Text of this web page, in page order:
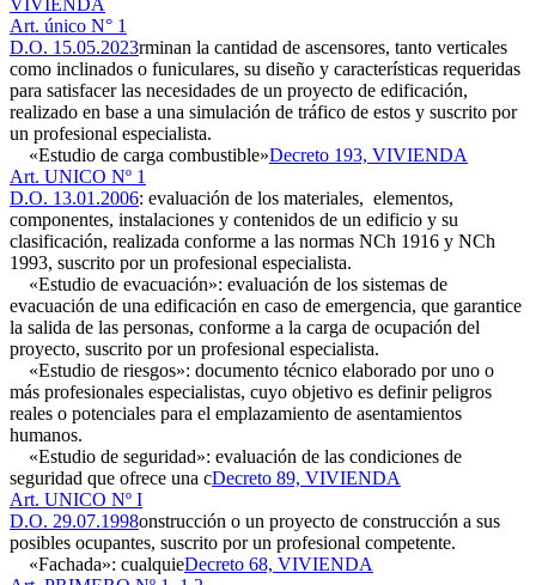
VIVIENDA
Art. único N° 1
D.O. 15.05.2023rminan la cantidad de ascensores, tanto verticales
como inclinados o funiculares, su diseño y características requeridas
para satisfacer las necesidades de un proyecto de edificación,
realizado en base a una simulación de tráfico de estos y suscrito por
un profesional especialista.
«Estudio de carga combustible»Decreto 193, VIVIENDA
Art. UNICO Nº 1
D.O. 13.01.2006: evaluación de los materiales, elementos,
componentes, instalaciones y contenidos de un edificio y su
clasificación, realizada conforme a las normas NCh 1916 y NCh
1993, suscrito por un profesional especialista.
«Estudio de evacuación»: evaluación de los sistemas de
evacuación de una edificación en caso de emergencia, que garantice
la salida de las personas, conforme a la carga de ocupación del
proyecto, suscrito por un profesional especialista.
«Estudio de riesgos»: documento técnico elaborado por uno o
más profesionales especialistas, cuyo objetivo es definir peligros
reales o potenciales para el emplazamiento de asentamientos
humanos.
«Estudio de seguridad»: evaluación de las condiciones de
seguridad que ofrece una cDecreto 89, VIVIENDA
Art. UNICO Nº I
D.O. 29.07.1998onstrucción o un proyecto de construcción a sus
posibles ocupantes, suscrito por un profesional competente.
«Fachada»: cualquieDecreto 68, VIVIENDA